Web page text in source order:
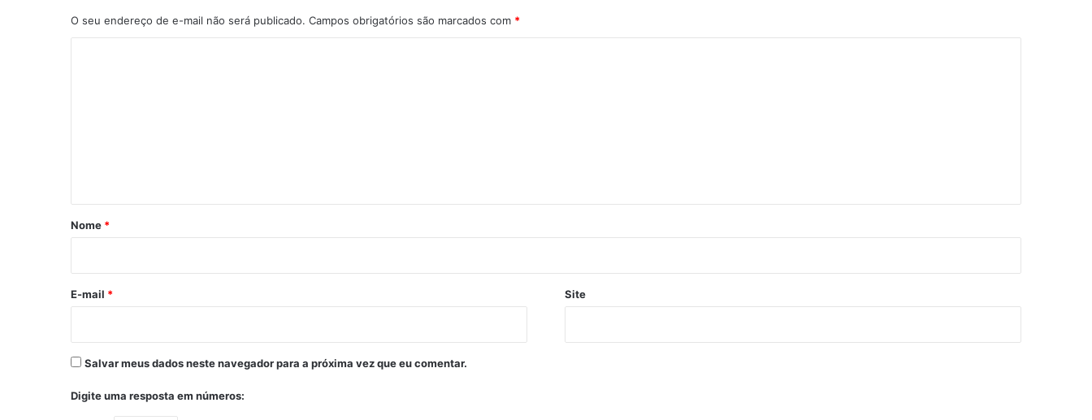
O seu endereço de e-mail não será publicado. Campos obrigatórios são marcados com *
r
*
Nome *
E-mail * Site
Salvar meus dados neste navegador para a próxima vez que eu comentar.
Digite uma resposta em números: